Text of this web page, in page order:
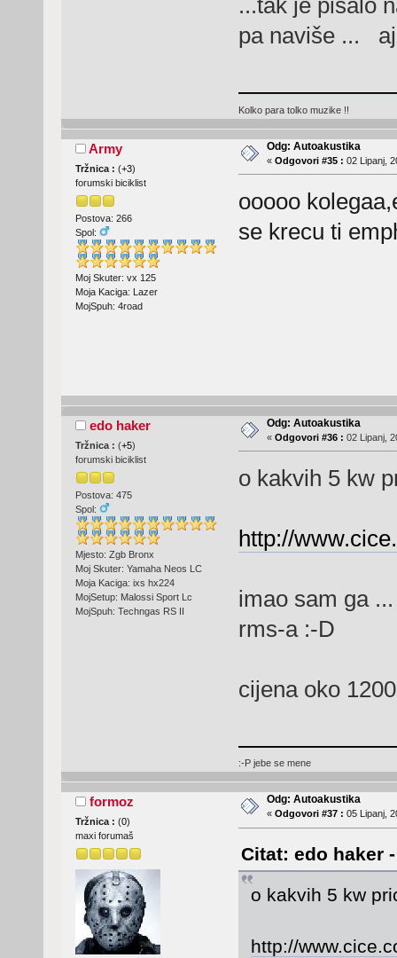
...tak je pisalo
pa naviše ... aj
Kolko para tolko muzike !!
Army
Tržnica : (+3)
forumski biciklist
Postova: 266
Spol:
Moj Skuter: vx 125
Moja Kaciga: Lazer
MojSpuh: 4road
Odg: Autoakustika
« Odgovori #35 : 02 Lipanj,
ooooo
se krecu ti
edo haker
Tržnica : (+5)
forumski biciklist
Postova: 475
Spol:
Mjesto: Zgb Bronx
Moj Skuter: Yamaha Neos LC
Moja Kaciga: ixs hx224
MojSetup: Malossi Sport Lc
MojSpuh: Techngas RS II
Odg: Autoakustika
« Odgovori #36 : 02 Lipanj,
o kakvih 5 kw
http://
imao sam ga
rms-a :-D
cijena oko
:-P jebe se mene
formoz
Tržnica : (0)
maxi forumaš
Odg: Autoakustika
« Odgovori #37 : 05 Lipanj,
Citat: edo haker
o kakvih 5 kw
http://